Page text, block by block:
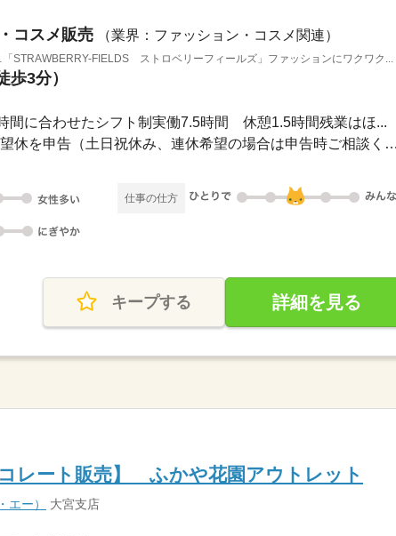
コスメ販売 （業界：ファッション・コスメ関連）
STRAWBERRY-FIELDS ストロベリーフィールズ」ファッションにワクワク...
3分）
間に合わせたシフト制実働7.5時間 休憩1.5時間残業はほ...
週休2日シフト制※事前に希望休を申告（土日祝休み、
仕事の仕方
キープする 詳細を見る
レート販売】 ふかや花園アウトレット
エー） 大宮支店